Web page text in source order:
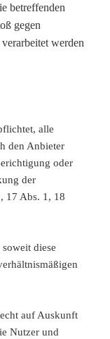
betreffenden
gegen
werden
alle
den Anbieter
oder
der
17 Abs. 1, 18
diese
auf Auskunft
Nutzer und